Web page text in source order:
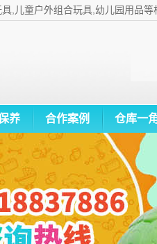
,儿童户外组合玩具,幼儿园用品等
养 合作案例 仓库一